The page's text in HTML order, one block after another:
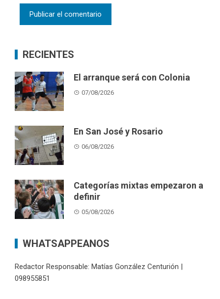
RECIENTES
El arranque será con Colonia
07/08/2026
En San José y Rosario
06/08/2026
Categorías mixtas empezaron a
definir
05/08/2026
WHATSAPPEANOS
Redactor Responsable: Matías González Centurión |
098955851